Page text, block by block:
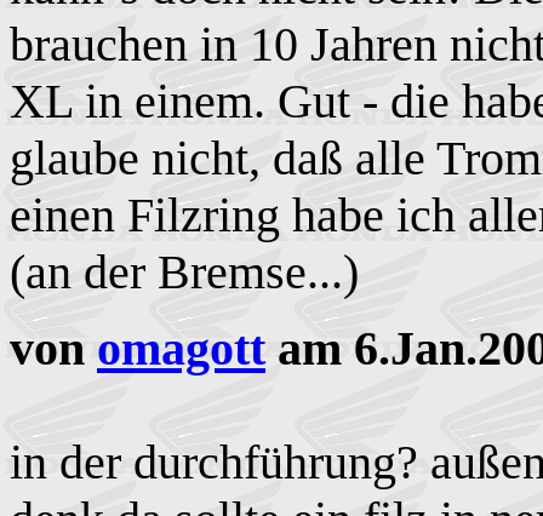
brauchen in 10 Jahren
XL in einem. Gut - die
glaube nicht, daß alle
einen Filzring habe ich
(an der Bremse...)
von omagottam
in der durchführung?